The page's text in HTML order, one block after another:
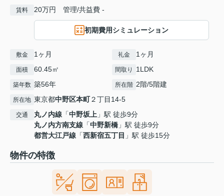
賃料 20万円 管理/共益費 -
初期費用シミュレーション
敷金 1ヶ月 礼金 1ヶ月
面積 60.45㎡ 間取り 1LDK
築年数 築56年 所在階 2階/5階建
所在地 東京都中野区本町２丁目14-5
交通 丸ノ内線 「中野坂上 」駅 徒歩9分
丸ノ内方南支線 「中野新橋 」駅 徒歩9分
都営大江戸線 「西新宿五丁目 」駅 徒歩15分
物件の特徴